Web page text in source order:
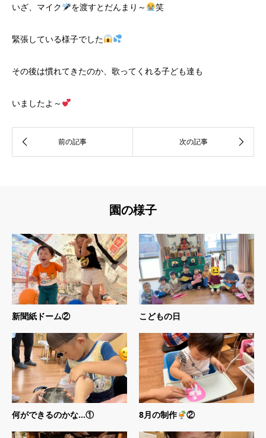
いざ、マイク を渡すとだんまり～ 笑
緊張している様子でした
その後は慣れてきたのか、歌ってくれる子ども達も
いましたよ～
園の様子
新聞紙ドーム② こどもの日
何ができるのかな…① 8月の制作 ②